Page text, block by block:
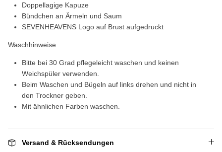
Doppellagige Kapuze
Bündchen an Ärmeln und Saum
SEVENHEAVENS Logo auf Brust aufgedruckt
Waschhinweise
Bitte bei 30 Grad pflegeleicht waschen und keinen
Weichspüler verwenden.
Beim Waschen und Bügeln auf links drehen und nicht in
den Trockner geben.
Mit ähnlichen Farben waschen.
Versand & Rücksendungen